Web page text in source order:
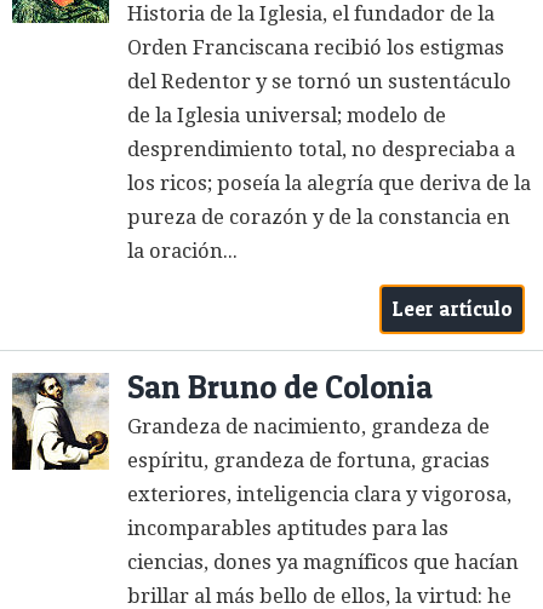
Historia de la Iglesia, el fundador de la
Orden Franciscana recibió los estigmas
del Redentor y se tornó un sustentáculo
de la Iglesia universal; modelo de
desprendimiento total, no despreciaba a
los ricos; poseía la alegría que deriva de la
pureza de corazón y de la constancia en
la oración...
Leer artículo
San Bruno de Colonia
Grandeza de nacimiento, grandeza de
espíritu, grandeza de fortuna, gracias
exteriores, inteligencia clara y vigorosa,
incomparables aptitudes para las
ciencias, dones ya magníficos que hacían
brillar al más bello de ellos, la virtud: he